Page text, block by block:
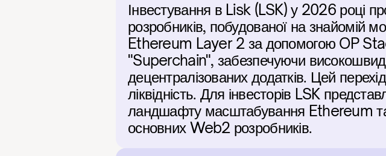
Інвестування в Lisk (LSK) у 2026 році
розробників, побудованої на знайомій
Ethereum Layer 2 за допомогою OP
"Superchain", забезпечуючи
децентралізованих додатків. Цей
ліквідність. Для інвесторів LSK
ландшафту масштабування Ethereum
основних Web2 розробників.